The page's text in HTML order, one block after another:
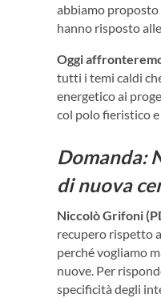
abbiamo proposto
hanno risposto
Oggi
tutti i temi caldi
energetico ai
col polo fieristico
Domanda:
di nuova
Niccolò Grifoni
recupero rispetto
perché vogliamo
nuove. Per
specificità degli